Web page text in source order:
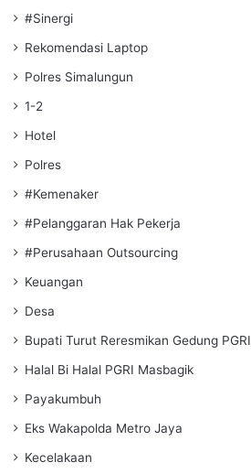
#Sinergi
Rekomendasi Laptop
Polres Simalungun
1-2
Hotel
Polres
#Kemenaker
#Pelanggaran Hak Pekerja
#Perusahaan Outsourcing
Keuangan
Desa
Bupati Turut Reresmikan Gedung PGRI
Halal Bi Halal PGRI Masbagik
Payakumbuh
Eks Wakapolda Metro Jaya
Kecelakaan